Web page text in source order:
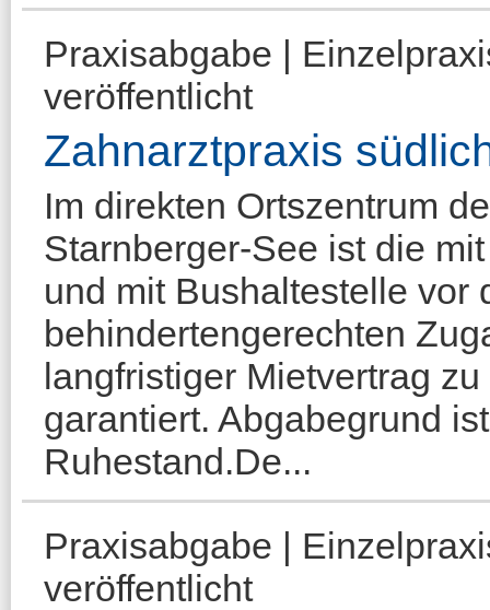
Praxisabgabe |
veröffentlicht
Zahnarztpraxis
Im direkten Ortszentrum
Starnberger-See ist die
und mit Bushaltestelle vor
behindertengerechten
langfristiger Mietvertrag
garantiert. Abgabegrund
Ruhestand.De...
Praxisabgabe |
veröffentlicht